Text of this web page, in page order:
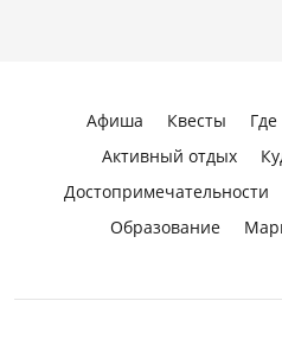
Афиша Квесты
Активный отдых
Достопримечательности
Образование